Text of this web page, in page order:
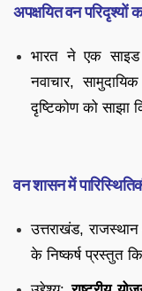
अपक्षयित वन परिदृश्यों
भारत ने एक
नवाचार,
दृष्टिकोण को साझा
वन शासन में
उत्तराखंड,
के निष्कर्ष प्रस्तुत